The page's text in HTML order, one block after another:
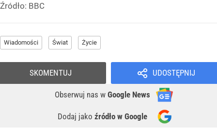
Źródło: BBC
Wiadomości Świat Życie
UDOSTĘPNIJ
Obserwuj nas w Google News
Dodaj jako źródło w Google
SKOMENTUJ